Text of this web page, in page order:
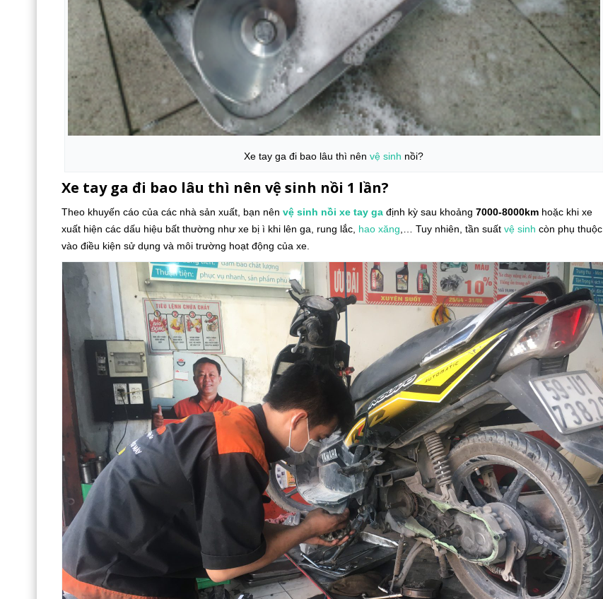
Xe tay ga đi bao lâu thì nên vệ sinh nồi?
Xe tay ga đi bao lâu thì nên vệ sinh nồi 1 lần?
Theo khuyến cáo của các nhà sản xuất, bạn nên vệ sinh nồi xe tay ga định kỳ sau khoảng 7000-8000km hoặc khi xe
xuất hiện các dấu hiệu bất thường như xe bị ì khi lên ga, rung lắc, hao xăng ,… Tuy nhiên, tần suất vệ sinh còn phụ thuộc
vào điều kiện sử dụng và môi trường hoạt động của xe.